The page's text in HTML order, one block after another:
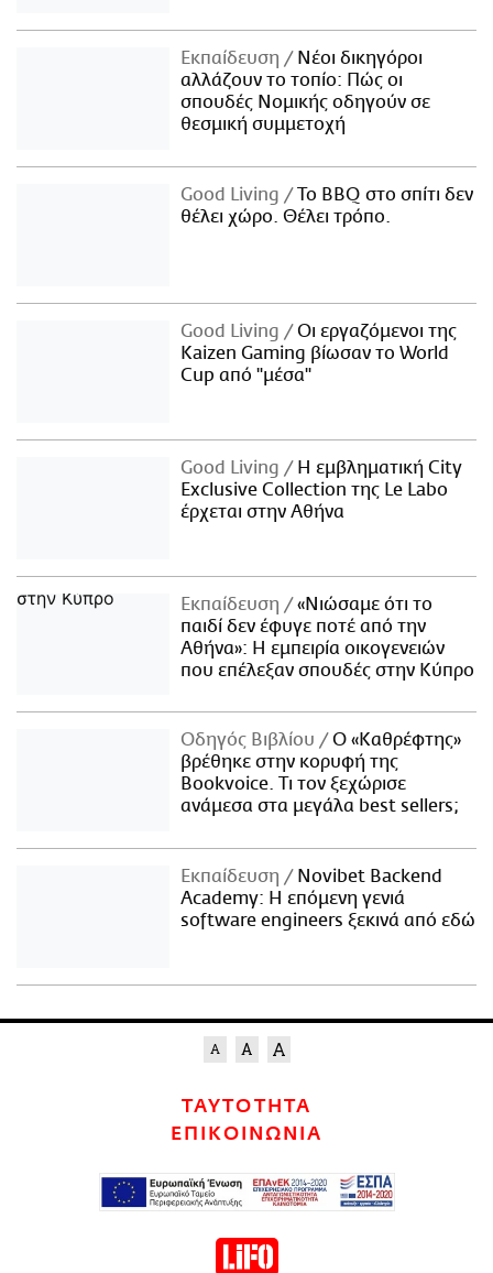
Εκπαίδευση
Νέοι δικηγόροι
αλλάζουν το τοπίο: Πώς οι
σπουδές Νομικής οδηγούν σε
θεσμική συμμετοχή
Good Living
Το BBQ στο σπίτι δεν
θέλει χώρο. Θέλει τρόπο.
Good Living
Οι εργαζόμενοι της
Kaizen Gaming βίωσαν το World
Cup από "μέσα"
Good Living
Η εμβληματική City
Exclusive Collection της Le Labo
έρχεται στην Αθήνα
Εκπαίδευση
«Νιώσαμε ότι το
παιδί δεν έφυγε ποτέ από την
Αθήνα»: Η εμπειρία οικογενειών
που επέλεξαν σπουδές στην Κύπρο
Οδηγός Βιβλίου
Ο «Καθρέφτης»
βρέθηκε στην κορυφή της
Bookvoice. Τι τον ξεχώρισε
ανάμεσα στα μεγάλα best sellers;
Εκπαίδευση
Novibet Backend
Academy: Η επόμενη γενιά
software engineers ξεκινά από εδώ
ΤΑΥΤΟΤΗΤΑ
ΕΠΙΚΟΙΝΩΝΙΑ